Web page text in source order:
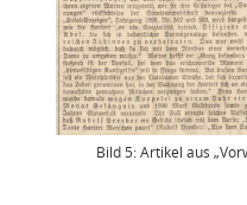
Bild 5: Artikel aus